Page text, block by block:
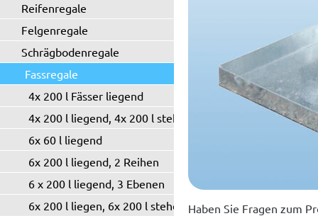
Reifenregale
Felgenregale
Schrägbodenregale
Fassregale
4x 200 l Fässer liegend
4x 200 l liegend, 4x 200 l stehend
6x 60 l liegend
6x 200 l liegend, 2 Reihen
6 x 200 l liegend, 3 Ebenen
6x 200 l liegen, 6x 200 l stehendHaben Sie Fragen zum